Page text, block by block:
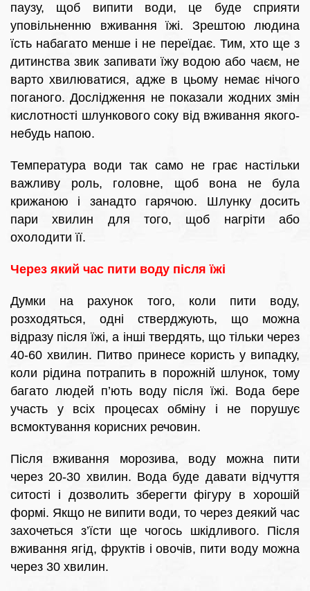
паузу, щоб випити води, це буде сприяти
уповільненню вживання їжі. Зрештою людина
їсть набагато менше і не переїдає. Тим, хто ще з
дитинства звик запивати їжу водою або чаєм, не
варто хвилюватися, адже в цьому немає нічого
поганого. Дослідження не показали жодних змін
кислотності шлункового соку від вживання якого-
небудь напою.
Температура води так само не грає настільки
важливу роль, головне, щоб вона не була
крижаною і занадто гарячою. Шлунку досить
пари хвилин для того, щоб нагріти або
охолодити її.
Через який час пити воду після їжі
Думки на рахунок того, коли пити воду,
розходяться, одні стверджують, що можна
відразу після їжі, а інші твердять, що тільки через
40-60 хвилин. Питво принесе користь у випадку,
коли рідина потрапить в порожній шлунок, тому
багато людей п’ють воду після їжі. Вода бере
участь у всіх процесах обміну і не порушує
всмоктування корисних речовин.
Після вживання морозива, воду можна пити
через 20-30 хвилин. Вода буде давати відчуття
ситості і дозволить зберегти фігуру в хорошій
формі. Якщо не випити води, то через деякий час
захочеться з’їсти ще чогось шкідливого. Після
вживання ягід, фруктів і овочів, пити воду можна
через 30 хвилин.